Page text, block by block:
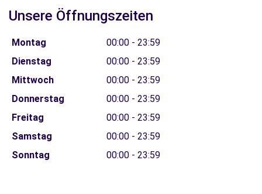
Unsere Öffnungszeiten
Montag
00:00 - 23:59
Dienstag
00:00 - 23:59
Mittwoch
00:00 - 23:59
Donnerstag
00:00 - 23:59
Freitag
00:00 - 23:59
Samstag
00:00 - 23:59
Sonntag
00:00 - 23:59